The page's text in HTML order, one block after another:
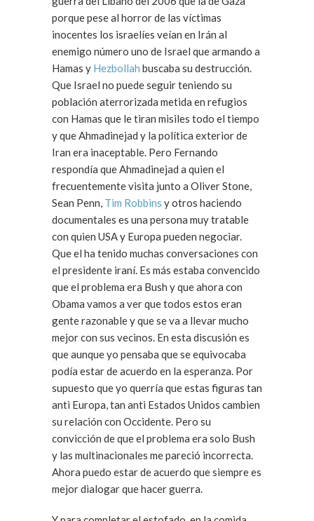
porque pese al horror de las víctimas
inocentes los israelíes veían en Irán al
enemigo número uno de Israel que armando a
Hamas y Hezbollah buscaba su destrucción.
Que Israel no puede seguir teniendo su
población aterrorizada metida en refugios
con Hamas que le tiran misiles todo el tiempo
y que Ahmadinejad y la política exterior de
Iran era inaceptable. Pero Fernando
respondía que Ahmadinejad a quien el
frecuentemente visita junto a Oliver Stone,
Sean Penn, Tim Robbins y otros haciendo
documentales es una persona muy tratable
con quien USA y Europa pueden negociar.
Que el ha tenido muchas conversaciones con
el presidente iraní. Es más estaba convencido
que el problema era Bush y que ahora con
Obama vamos a ver que todos estos eran
gente razonable y que se va a llevar mucho
mejor con sus vecinos. En esta discusión es
que aunque yo pensaba que se equivocaba
podía estar de acuerdo en la esperanza. Por
supuesto que yo querría que estas figuras tan
anti Europa, tan anti Estados Unidos cambien
su relación con Occidente. Pero su
convicción de que el problema era solo Bush
y las multinacionales me pareció incorrecta.
Ahora puedo estar de acuerdo que siempre es
mejor dialogar que hacer guerra.